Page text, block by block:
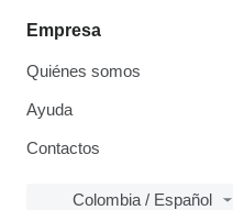
Empresa
Quiénes somos
Ayuda
Contactos
Colombia / Español